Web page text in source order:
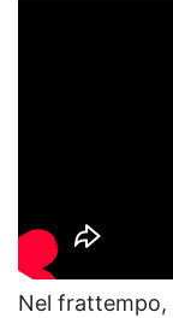
Nel frattempo,